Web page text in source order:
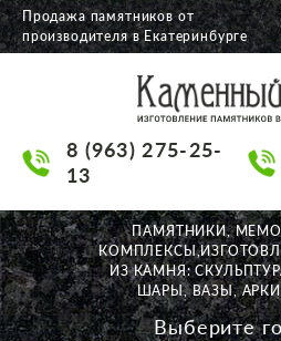
О КОМПАНИИ
НАШИ РАБОТЫ
АКЦИИ
ДОСТАВКА
КОНТАКТЫ
Продажа памятников от
производителя в Екатеринбурге
8 (963) 275-25-
13
ПАМЯТНИКИ,
ИЗ КАМНЯ:
ШАРЫ, ВАЗЫ,
Выберите